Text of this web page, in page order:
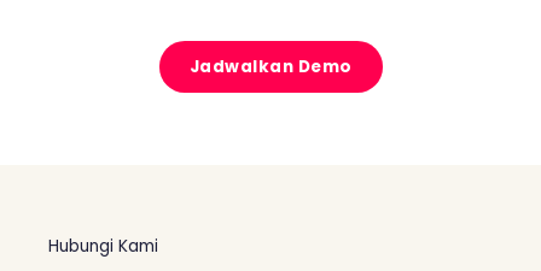
Jadwalkan Demo
Hubungi Kami